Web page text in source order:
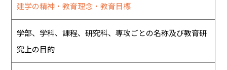
建学の精神・教育理念・教育目標
学部、学科、課程、研究科、専攻ごとの名称及び教育研
究上の目的